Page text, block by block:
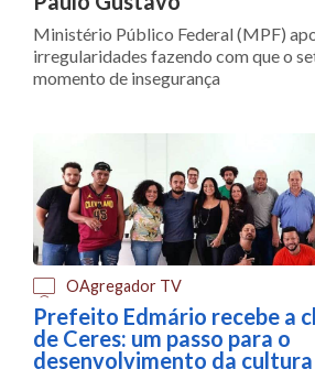
Ministério Público Federal (MPF)
irregularidades fazendo com que o
momento de insegurança
OAgregador TV
Prefeito Edmário recebe a
de Ceres: um passo para o
desenvolvimento da cultura